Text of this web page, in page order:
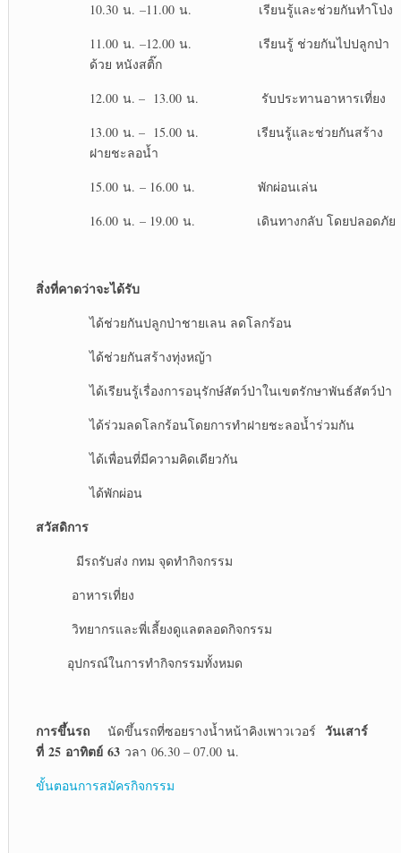
10.30 น. –11.00 น. เรียนรู้และช่วยกันทำโป่ง
11.00 น. –12.00 น. เรียนรู้ ช่วยกันไปปลูกป่า
ด้วย หนังสติ๊ก
12.00 น. – 13.00 น. รับประทานอาหารเที่ยง
13.00 น. – 15.00 น. เรียนรู้และช่วยกันสร้าง
ฝายชะลอน้ำ
15.00 น. – 16.00 น. พักผ่อนเล่น
16.00 น. – 19.00 น. เดินทางกลับ โดยปลอดภัย
สิ่งที่คาดว่าจะได้รับ
ได้ช่วยกันปลูกป่าชายเลน ลดโลกร้อน
ได้ช่วยกันสร้างทุ่งหญ้า
ได้เรียนรู้เรื่องการอนุรักษ์สัตว์ป่าในเขตรักษาพันธ์สัตว์ป่า
ได้ร่วมลดโลกร้อนโดยการทำฝายชะลอน้ำร่วมกัน
ได้เพื่อนที่มีความคิดเดียวกัน
ได้พักผ่อน
สวัสดิการ
มีรถรับส่ง กทม จุดทำกิจกรรม
อาหารเที่ยง
วิทยากรและพี่เลี้ยงดูแลตลอดกิจกรรม
อุปกรณ์ในการทำกิจกรรมทั้งหมด
การขึ้นรถ นัดขึ้นรถที่ซอยรางน้ำหน้าคิงเพาวเวอร์ วันเสาร์
ที่25 อาทิตย์63 วลา 06.30 – 07.00 น.
ขั้นตอนการสมัครกิจกรรม